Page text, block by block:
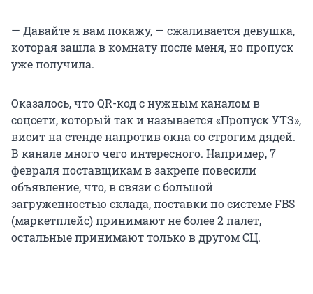
— Давайте я вам покажу, — сжаливается девушка,
которая зашла в комнату после меня, но пропуск
уже получила.
Оказалось, что QR-код с нужным каналом в
соцсети, который так и называется «Пропуск УТЗ»,
висит на стенде напротив окна со строгим дядей.
В канале много чего интересного. Например, 7
февраля поставщикам в закрепе повесили
объявление, что, в связи с большой
загруженностью склада, поставки по системе FBS
(маркетплейс) принимают не более 2 палет,
остальные принимают только в другом СЦ.